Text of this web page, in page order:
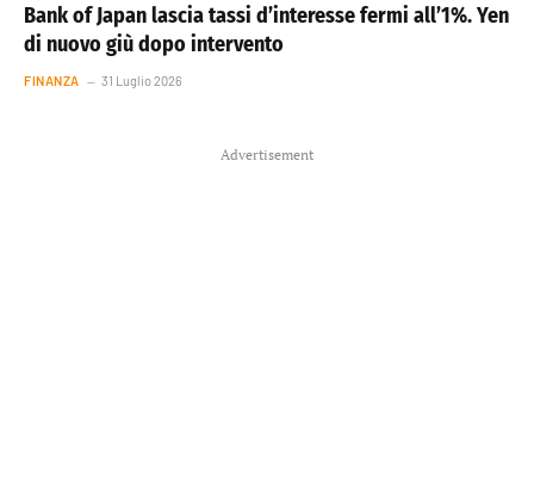
Bank of Japan lascia tassi d’interesse fermi all’1%. Yen
di nuovo giù dopo intervento
FINANZA 31 Luglio 2026
Advertisement